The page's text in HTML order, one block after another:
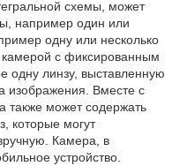
схемы, может
например один или
одну или несколько
с фиксированным
линзу, выставленную
изображения. Вместе с
также может содержать
которые могут
Камера, в
устройство.